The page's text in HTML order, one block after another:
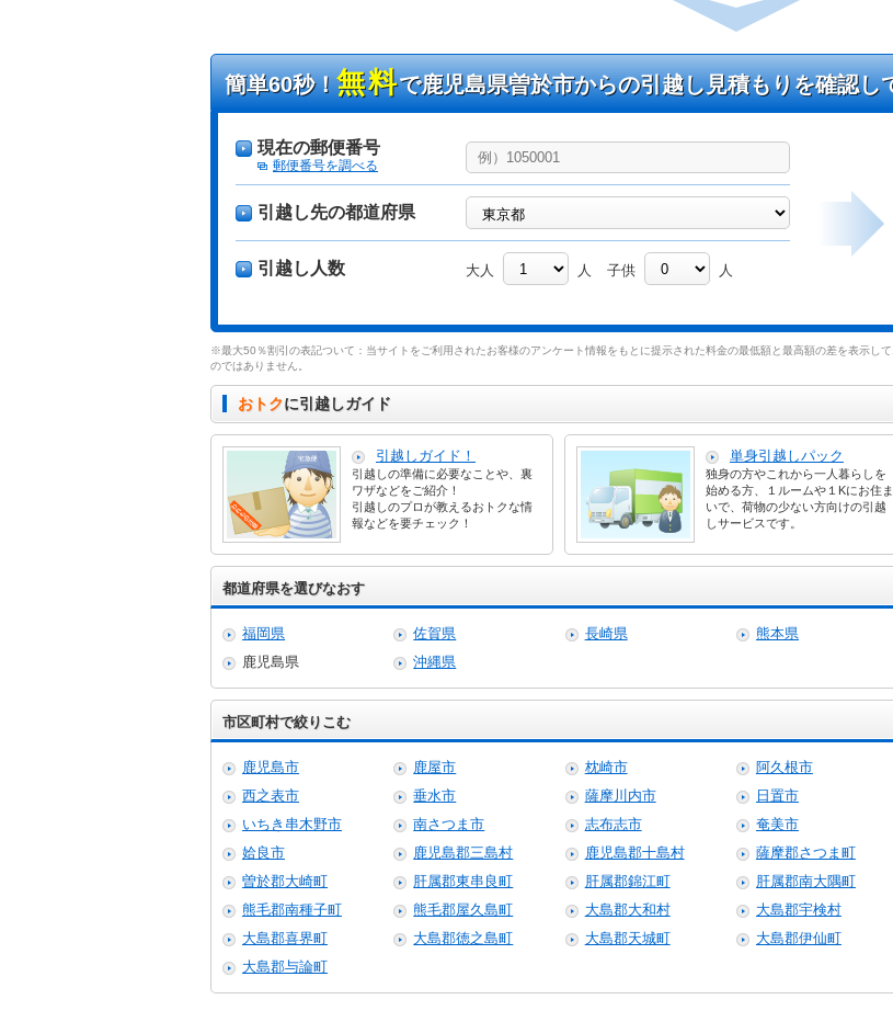
簡単60秒！無料で鹿児島県曽於市からの引越し見積もりを確認し
現在の郵便番号
郵便番号を調べる
引越し先の都道府県
引越し人数 大人 人 子供 人
※最大50％割引の表記ついて：当サイトをご利用されたお客様のアンケート情報をもとに提示された料金の最低額と最高額の差を表示し
のではありません。
おトクに引越しガイド
引越しガイド！
引越しの準備に必要なことや、裏
ワザなどをご紹介！
引越しのプロが教えるおトクな情
報などを要チェック！
単身引越しパック
独身の方やこれから一人暮らしを
始める方、１ルームや１Kにお住ま
いで、荷物の少ない方向けの引越
しサービスです。
都道府県を選びなおす
福岡県 佐賀県 長崎県 熊本県
鹿児島県
沖縄県
市区町村で絞りこむ
鹿児島市 鹿屋市 枕崎市 阿久根市
西之表市
垂水市 薩摩川内市 日置市
いちき串木野市
南さつま市 志布志市 奄美市
姶良市
鹿児島郡三島村 鹿児島郡十島村 薩摩郡さつま町
曽於郡大崎町
肝属郡東串良町 肝属郡錦江町 肝属郡南大隅町
熊毛郡南種子町
熊毛郡屋久島町 大島郡大和村 大島郡宇検村
大島郡喜界町
大島郡徳之島町 大島郡天城町 大島郡伊仙町
大島郡与論町